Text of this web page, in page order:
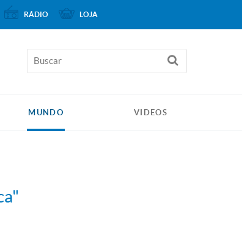
MUNDO VIDEOS
RÁDIO LOJA